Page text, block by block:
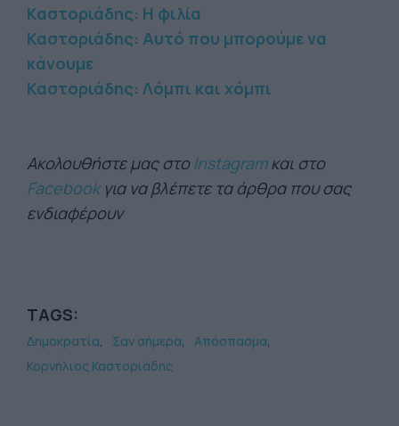
Καστοριάδης: Η φιλία
Καστοριάδης: Αυτό που μπορούμε να
κάνουμε
Καστοριάδης: Λόμπι και χόμπι
Ακολουθήστε μας στο Instagramκαι στο
Facebookγια να βλέπετε τα άρθρα που σας
ενδιαφέρουν
TAGS:
Δημοκρατία Σαν σήμερα
Απόσπασμα
Κορνήλιος Καστοριάδης